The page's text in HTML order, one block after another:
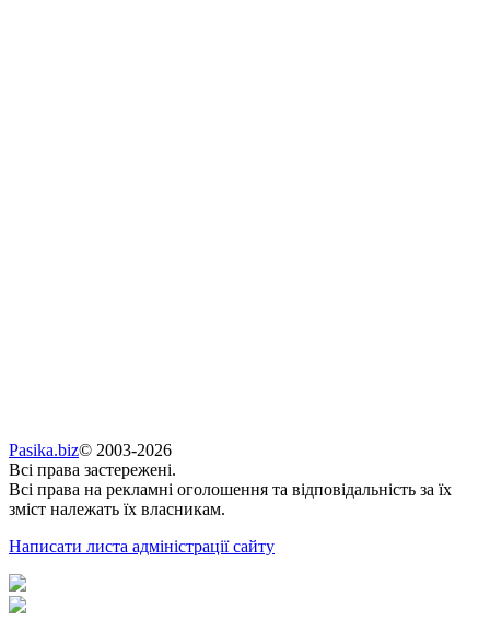
Pasika.biz© 2003-2026
Всі права застережені.
Всі права на рекламні оголошення та відповідальність за їх
зміст належать їх власникам.
Написати листа адміністрації сайту